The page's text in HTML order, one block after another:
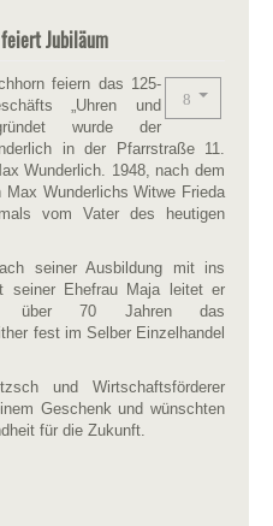
Jubiläum
feiern das 125-
„Uhren und
wurde der
in der Pfarrstraße 11.
Wunderlich. 1948, nach dem
Wunderlichs Witwe Frieda
vom Vater des heutigen
seiner Ausbildung mit ins
seiner Ehefrau Maja leitet er
über 70 Jahren das
fest im Selber Einzelhandel
und Wirtschaftsförderer
Geschenk und wünschten
für die Zukunft.